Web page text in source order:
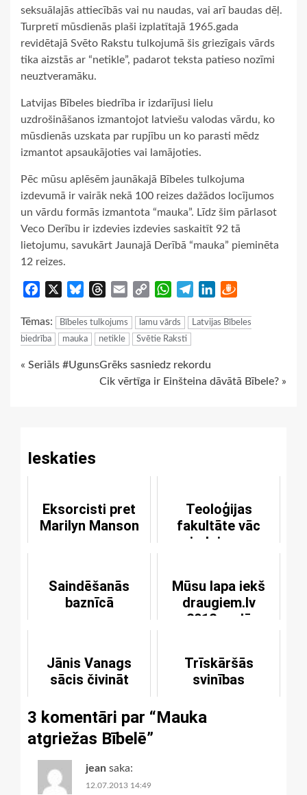
seksuālajās attiecībās vai nu naudas, vai arī baudas dēļ.
Turpretī mūsdienās plaši izplatītajā 1965.gada
revidētajā Svēto Rakstu tulkojumā šis griezīgais vārds
tika aizstās ar “netikle”, padarot teksta patieso nozīmi
neuztveramāku.
Latvijas Bībeles biedrība ir izdarījusi lielu
uzdrošināšanos izmantojot latviešu valodas vārdu, ko
mūsdienās uzskata par rupjību un ko parasti mēdz
izmantot apsaukājoties vai lamājoties.
Pēc mūsu aplēsēm jaunākajā Bībeles tulkojuma
izdevumā ir vairāk nekā 100 reizes dažādos locījumos
un vārdu formās izmantota “mauka”. Līdz šim pārlasot
Veco Derību ir izdevies izdevies saskaitīt 92 tā
lietojumu, savukārt Jaunajā Derībā “mauka” pieminēta
12 reizes.
Facebook BlueskyThreads
Email
Copy
WhatsApp
TelegramLinkedIn
Tēmas: Bībeles tulkojums lamu vārds
Latvijas Bībeles
biedrība
mauka netikle Svētie Raksti
Continue
« Seriāls #UgunsGrēks sasniedz rekordu
Cik vērtīga ir Einšteina dāvātā Bībele? »
Ieskaties
Eksorcisti pret
Marilyn Manson
Teoloģijas
fakultāte vāc
ziedojumus
Saindēšanās
baznīcā
Mūsu lapa iekš
draugiem.lv
2012.gadā
Jānis Vanags
sācis čivināt
Trīskāršās
svinības
3 komentāri par “Mauka
atgriežas Bībelē”
jean saka:
12.07.2013 14:49